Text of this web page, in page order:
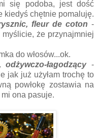
się podoba, jest dość
kiedyś chętnie pomaluję.
fleur de coton -
że przynajmniej
do włosów...ok.
łagodzący-
jak już użyłam trochę to
powłokę zostawia na
ona pasuje.